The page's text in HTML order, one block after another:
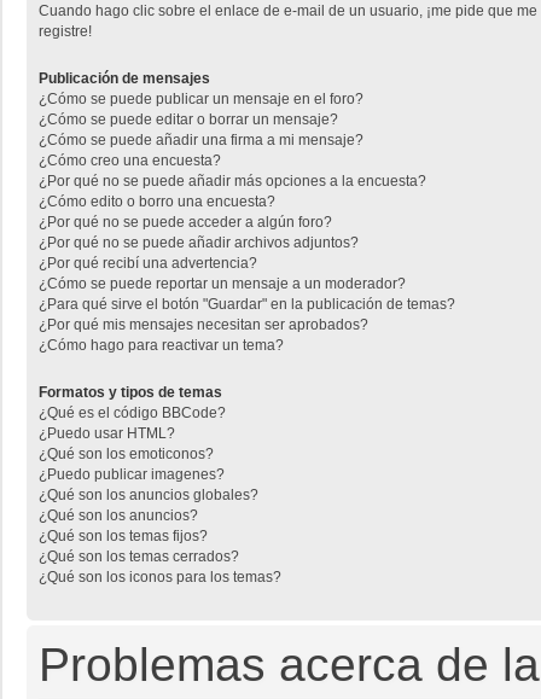
Cuando hago clic sobre el enlace de e-mail de un usuario, ¡me pide que me
registre!
Publicación de mensajes
¿Cómo se puede publicar un mensaje en el foro?
¿Cómo se puede editar o borrar un mensaje?
¿Cómo se puede añadir una firma a mi mensaje?
¿Cómo creo una encuesta?
¿Por qué no se puede añadir más opciones a la encuesta?
¿Cómo edito o borro una encuesta?
¿Por qué no se puede acceder a algún foro?
¿Por qué no se puede añadir archivos adjuntos?
¿Por qué recibí una advertencia?
¿Cómo se puede reportar un mensaje a un moderador?
¿Para qué sirve el botón "Guardar" en la publicación de temas?
¿Por qué mis mensajes necesitan ser aprobados?
¿Cómo hago para reactivar un tema?
Formatos y tipos de temas
¿Qué es el código BBCode?
¿Puedo usar HTML?
¿Qué son los emoticonos?
¿Puedo publicar imagenes?
¿Qué son los anuncios globales?
¿Qué son los anuncios?
¿Qué son los temas fijos?
¿Qué son los temas cerrados?
¿Qué son los iconos para los temas?
Problemas acerca de